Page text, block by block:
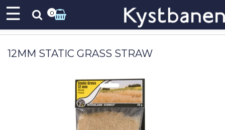
☰ 0
12MM STATIC GRASS STRAW